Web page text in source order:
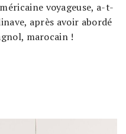
voyageuse, a-t-
après avoir abordé
marocain !